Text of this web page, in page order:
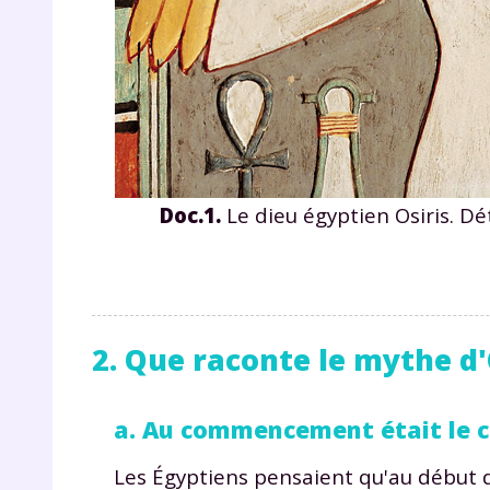
Doc.1. Le dieu égyptien Osiris.
2. Que raconte le mythe
a. Au commencement était le
Les Égyptiens pensaient qu'au
* Votre